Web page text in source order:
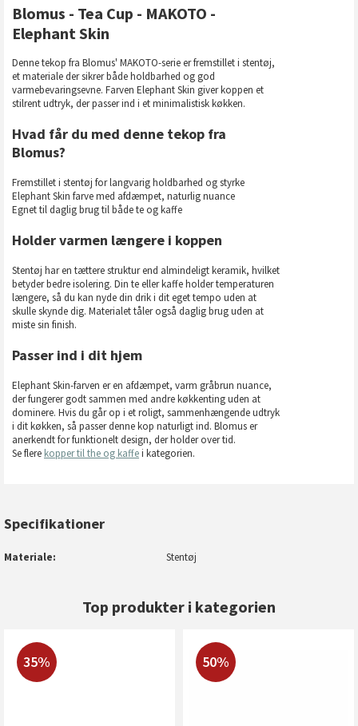
Blomus - Tea Cup - MAKOTO -
Elephant Skin
Denne tekop fra Blomus' MAKOTO-serie er fremstillet i stentøj,
et materiale der sikrer både holdbarhed og god
varmebevaringsevne. Farven Elephant Skin giver koppen et
stilrent udtryk, der passer ind i et minimalistisk køkken.
Hvad får du med denne tekop fra
Blomus?
Fremstillet i stentøj for langvarig holdbarhed og styrke
Elephant Skin farve med afdæmpet, naturlig nuance
Egnet til daglig brug til både te og kaffe
Holder varmen længere i koppen
Stentøj har en tættere struktur end almindeligt keramik, hvilket
betyder bedre isolering. Din te eller kaffe holder temperaturen
længere, så du kan nyde din drik i dit eget tempo uden at
skulle skynde dig. Materialet tåler også daglig brug uden at
miste sin finish.
Passer ind i dit hjem
Elephant Skin-farven er en afdæmpet, varm gråbrun nuance,
der fungerer godt sammen med andre køkkenting uden at
dominere. Hvis du går op i et roligt, sammenhængende udtryk
i dit køkken, så passer denne kop naturligt ind. Blomus er
anerkendt for funktionelt design, der holder over tid.
Se flere kopper til the og kaffei kategorien.
Specifikationer
Materiale Stentøj
Top produkter i kategorien
35% 50%